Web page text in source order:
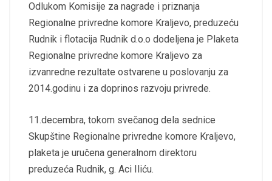
Odlukom Komisije za nagrade i priznanja
Regionalne privredne komore Kraljevo, preduzeću
Rudnik i flotacija Rudnik d.o.o dodeljena je Plaketa
Regionalne privredne komore Kraljevo za
izvanredne rezultate ostvarene u poslovanju za
2014.godinu i za doprinos razvoju privrede.
11.decembra, tokom svečanog dela sednice
Skupštine Regionalne privredne komore Kraljevo,
plaketa je uručena generalnom direktoru
preduzeća Rudnik, g. Aci Iliću.